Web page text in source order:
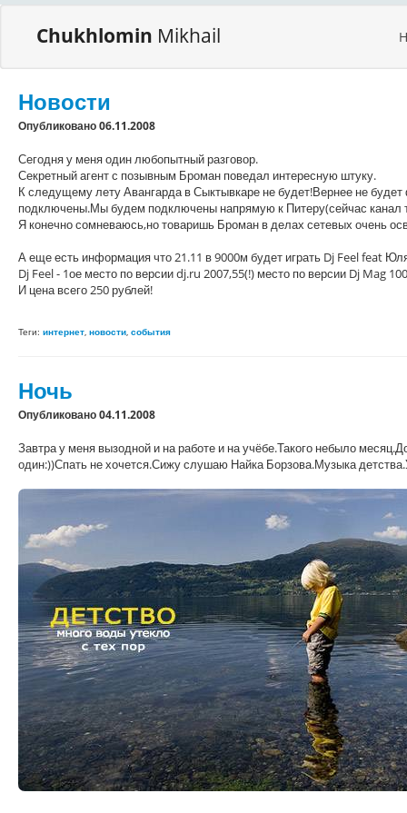
Chukhlomin Mikhail
Новости
Опубликовано 06.11.2008
Сегодня у меня один любопытный разговор.
Секретный агент с позывным Броман поведал интересную штуку.
К следущему лету Авангарда в Сыктывкаре не будет!Вернее не
подключены.Мы будем подключены напрямую к Питеру(сейчас канал
Я конечно сомневаюсь,но товаришь Броман в делах сетевых очень
А еще есть информация что 21.11 в 9000м будет играть Dj Feel feat
Dj Feel - 1ое место по версии dj.ru 2007,55(!) место по версии Dj Mag
И цена всего 250 рублей!
Теги: интернет, новости, события
Ночь
Опубликовано 04.11.2008
Завтра у меня вызодной и на работе и на учёбе.Такого небыло
один:))Спать не хочется.Сижу слушаю Найка Борзова.Музыка